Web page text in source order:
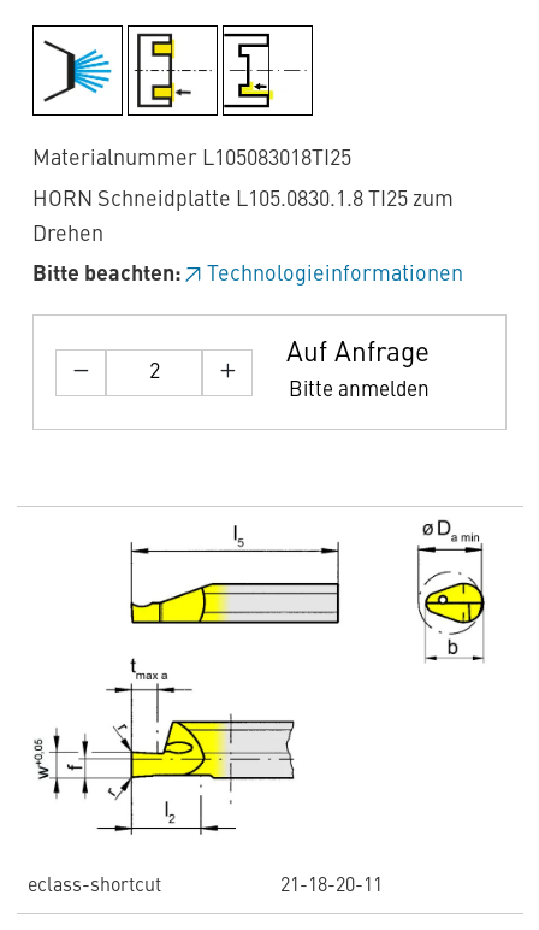
Materialnummer L105083018TI25
HORN Schneidplatte L105.0830.1.8 TI25 zum
Drehen
Bitte beachten:
Technologieinformationen
Auf Anfrage
Bitte anmelden
eclass-shortcut 21-18-20-11